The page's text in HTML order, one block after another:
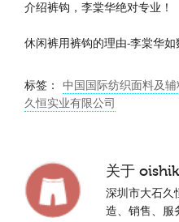
介绍裤钩，李棠华绝对专业！
休闲裤用裤钩的理由-李棠华
标签： 中国国际纺织面料及
久恒实业有限公司
关于
深圳市大石久
造、销售、服